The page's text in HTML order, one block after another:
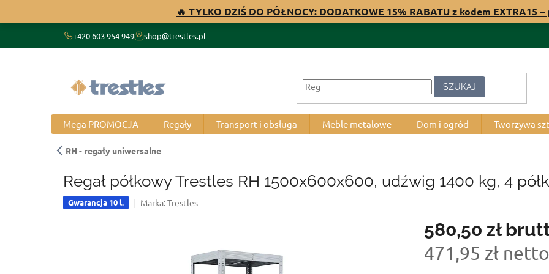
🔥 TYLKO DZIŚ DO PÓŁNOCY: DODATKOWE 15% RABATU z kodem EXTRA15
+420 603 954 949 shop@trestles.pl
SZUKAJ
Mega PROMOCJA Regały Transport i obsługa Meble metalowe Dom i ogród Tworzywa
RH - regały uniwersalne
Regał półkowy Trestles RH 1500x600x600, udźwig 1400 kg, 4
Gwarancja 10 l. Marka:Trestles
580,50 zł
471,95 zł netto